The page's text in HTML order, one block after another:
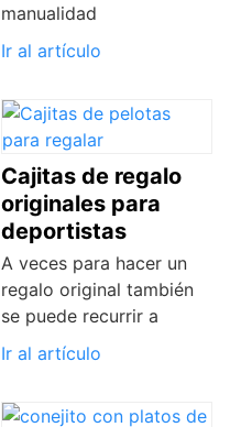
manualidad
Ir al artículo
Cajitas de regalo
originales para
deportistas
A veces para hacer un
regalo original también
se puede recurrir a
Ir al artículo